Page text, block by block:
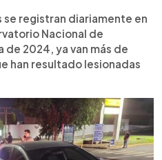
registran diariamente en
Nacional de
de 2024, ya van más de
han resultado lesionadas